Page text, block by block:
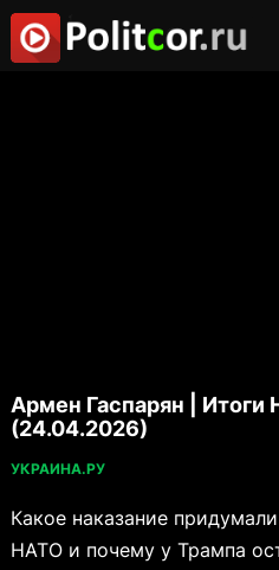
Армен Гаспарян | Итоги
(24.04.2026)
УКРАИНА.РУ
Какое наказание
НАТО и почему у Трампа